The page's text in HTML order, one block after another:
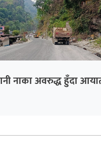
नाका अवरुद्ध हुँदा